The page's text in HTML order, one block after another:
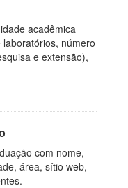
acadêmica
número
e extensão),
com nome,
área, sítio web,